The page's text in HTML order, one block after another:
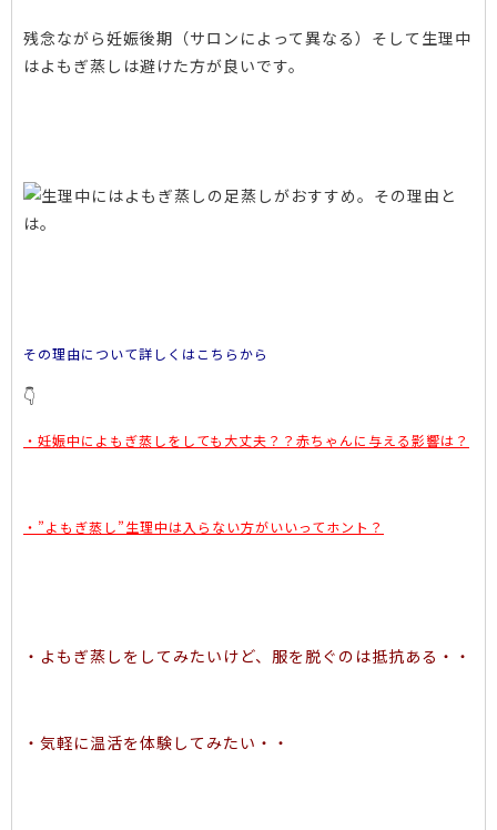
残念ながら妊娠後期（サロンによって異なる）そして生理中
はよもぎ蒸しは避けた方が良いです。
その理由について詳しくはこちらから
👇
・妊娠中によもぎ蒸しをしても大丈夫？？赤ちゃんに与える影響は？
・”よもぎ蒸し”生理中は入らない方がいいってホント？
・よもぎ蒸しをしてみたいけど、服を脱ぐのは抵抗ある・・
・気軽に温活を体験してみたい・・